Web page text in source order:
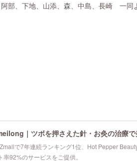
下地、山添、森、中島、長崎 一同
｜ツボを押さえた針・お灸の治療
で7年連続ランキング1位、Hot Pepper
92%のサービスをご提供。